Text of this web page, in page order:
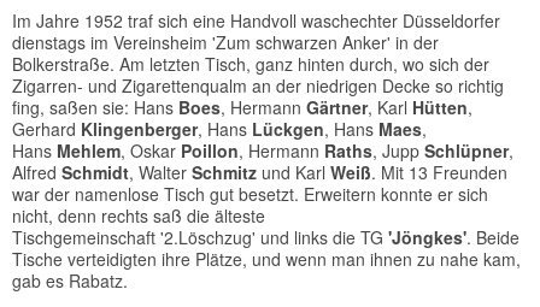
Im Jahre 1952 traf sich eine Handvoll waschechter Düsseldorfer
dienstags im Vereinsheim 'Zum schwarzen Anker' in der
Bolkerstraße. Am letzten Tisch, ganz hinten durch, wo sich der
Zigarren- und Zigarettenqualm an der niedrigen Decke so richtig
fing, saßen sie: Hans Boes, Hermann Gärtner, Karl Hütten,
Gerhard Klingenberger, Hans Lückgen, Hans Maes,
Hans Mehlem, Oskar Poillon, Hermann Raths, Jupp Schlüpner,
Alfred Schmidt, Walter Schmitz und Karl Weiß. Mit 13 Freunden
war der namenlose Tisch gut besetzt. Erweitern konnte er sich
nicht, denn rechts saß die älteste
Tischgemeinschaft '2.Löschzug' und links die TG 'Jöngkes'. Beide
Tische verteidigten ihre Plätze, und wenn man ihnen zu nahe kam,
gab es Rabatz.